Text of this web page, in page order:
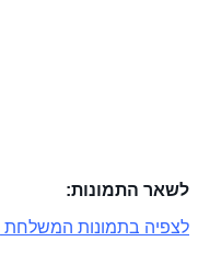
לשאר התמונות:
לצפיה בתמונות המשלחת